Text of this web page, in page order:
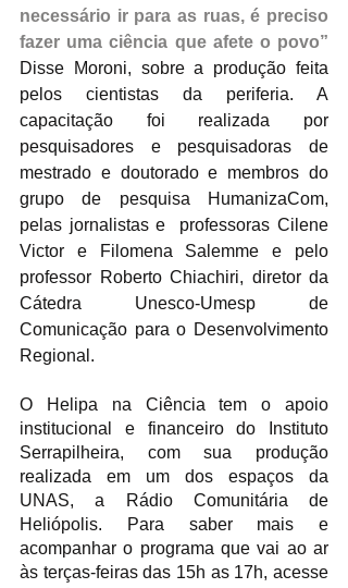
necessário ir para as ruas, é preciso
fazer uma ciência que afete o povo”
Disse Moroni, sobre a produção feita
pelos cientistas da periferia. A
capacitação foi realizada por
pesquisadores e pesquisadoras de
mestrado e doutorado e membros do
grupo de pesquisa HumanizaCom,
pelas jornalistas e  professoras Cilene
Victor e Filomena Salemme e pelo
professor Roberto Chiachiri, diretor da
Cátedra Unesco-Umesp de
Comunicação para o Desenvolvimento
Regional.
O Helipa na Ciência tem o apoio
institucional e financeiro do Instituto
Serrapilheira, com sua produção
realizada em um dos espaços da
UNAS, a Rádio Comunitária de
Heliópolis. Para saber mais e
acompanhar o programa que vai ao ar
às terças-feiras das 15h as 17h, acesse